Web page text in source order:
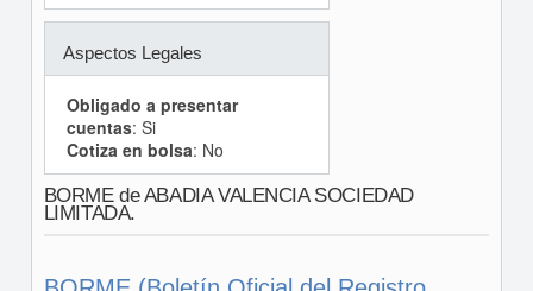
Aspectos Legales
Obligado a presentar
cuentas: Si
Cotiza en bolsa: No
BORME de ABADIA VALENCIA SOCIEDAD
LIMITADA.